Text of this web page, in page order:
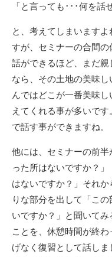
「と言っても･･･何を話
と、考えてしまいます
すが、セミナーの合間
話ができるほど、まだ
なら、その土地の美味
んではどこが一番美味
えてくれる事が多いで
で話す事ができますね。
他には、セミナーの前
った所はないですか？
はないですか？」それ
りな部分を出して「こ
いですか？」と聞いて
ことを、休憩時間が終
げなく復習として話しま